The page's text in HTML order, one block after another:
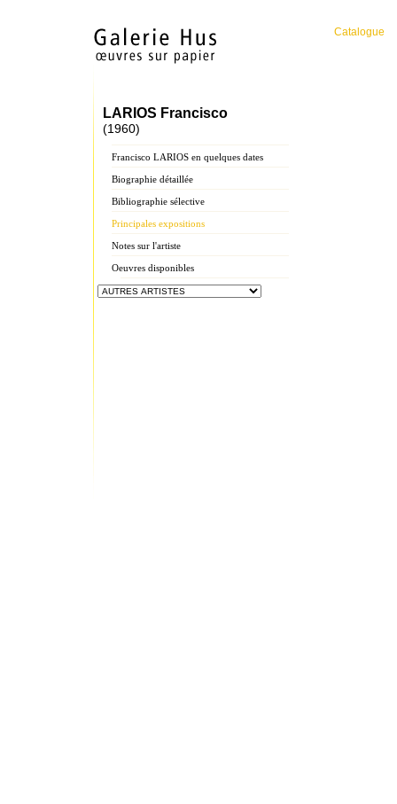
Catalogue
LARIOS Francisco
(1960)
Francisco LARIOS en quelques dates
Biographie détaillée
Bibliographie sélective
Principales expositions
Notes sur l'artiste
Oeuvres disponibles